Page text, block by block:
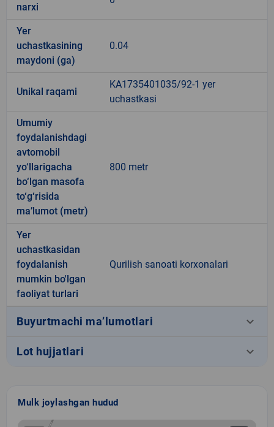
narxi
Yer
uchastkasining
maydoni (ga)
0.04
Unikal raqami
KA1735401035/92-1 yer
uchastkasi
Umumiy
foydalanishdagi
avtomobil
yo‘llarigacha
bo‘lgan masofa
to‘g‘risida
ma’lumot (metr)
800 metr
Yer
uchastkasidan
foydalanish
mumkin bo'lgan
faoliyat turlari
Qurilish sanoati korxonalari
Buyurtmachi ma’lumotlari keyboard_arrow_down
Lot hujjatlari keyboard_arrow_down
Mulk joylashgan hudud